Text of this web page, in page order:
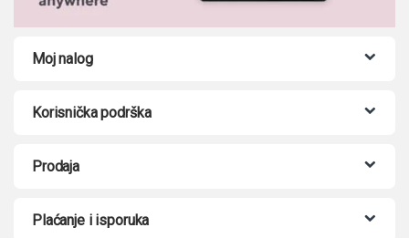
Moj nalog
Korisnička podrška
Prodaja
Plaćanje i isporuka